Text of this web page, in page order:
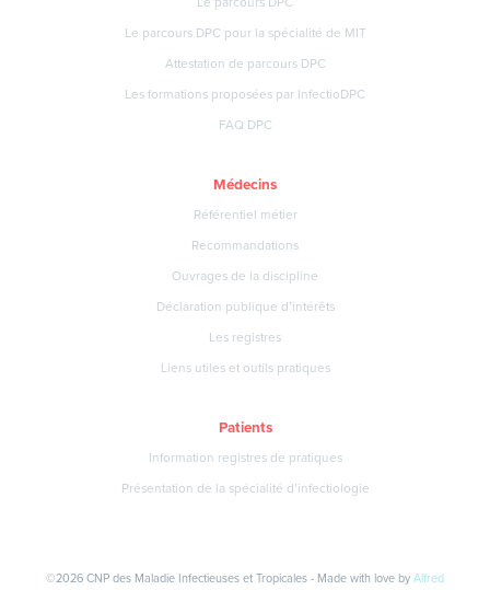
Le parcours DPC pour la spécialité de MIT
Attestation de parcours DPC
Les formations proposées par InfectioDPC
FAQ DPC
Médecins
Référentiel métier
Recommandations
Ouvrages de la discipline
Déclaration publique d’intérêts
Les registres
Liens utiles et outils pratiques
Patients
Information registres de pratiques
Présentation de la spécialité d’infectiologie
©2026 CNP des Maladie Infectieuses et Tropicales - Made with love byAlfred